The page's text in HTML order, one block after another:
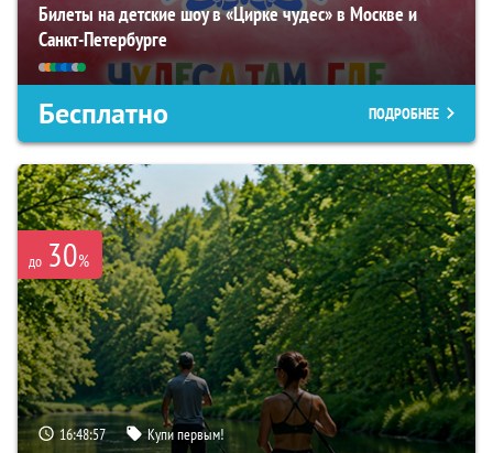
Билеты на детские шоу в «Цирке чудес» в Москве и
Санкт-Петербурге
Бесплатно ПОДРОБНЕЕ
до 30%
16:48:55 Купи первым!